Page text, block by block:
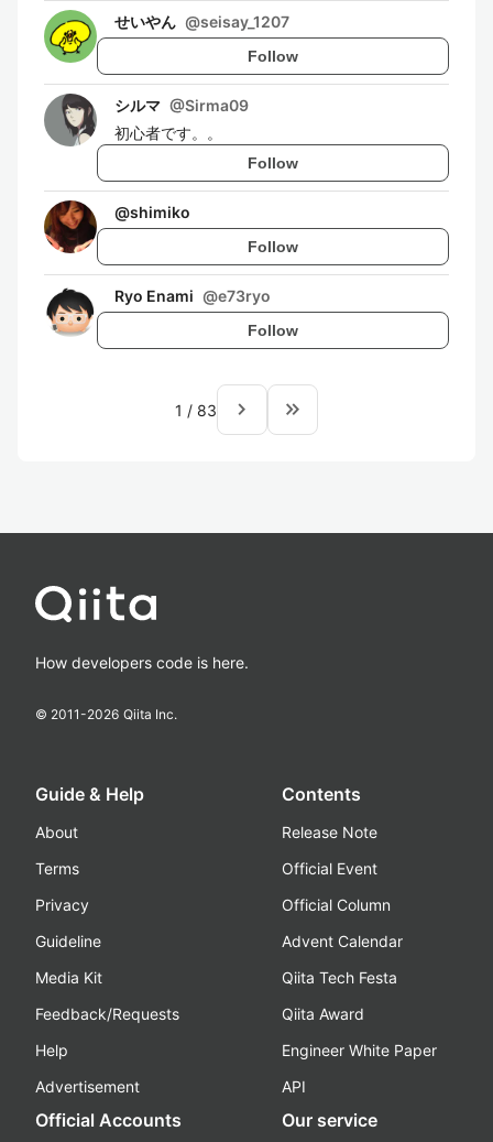
せいやん @seisay_1207
Follow
シルマ @Sirma09
初心者です。。
Follow
@shimiko
Follow
Ryo Enami @e73ryo
Follow
1 / 83 navigate_next keyboard_double_arrow_right
How developers code is here.
© 2011-2026 Qiita Inc.
Guide & Help
About
Terms
Privacy
Guideline
Media Kit
Feedback/Requests
Help
Advertisement
Contents
Release Note
Official Event
Official Column
Advent Calendar
Qiita Tech Festa
Qiita Award
Engineer White Paper
API
Official Accounts Our service